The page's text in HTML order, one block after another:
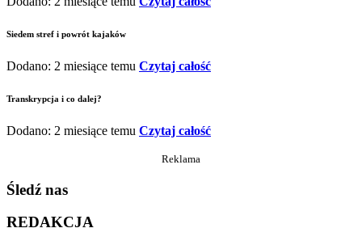
Siedem stref i powrót kajaków
Dodano: 2 miesiące temu Czytaj całość
Transkrypcja i co dalej?
Dodano: 2 miesiące temu Czytaj całość
Reklama
Śledź nas
REDAKCJA